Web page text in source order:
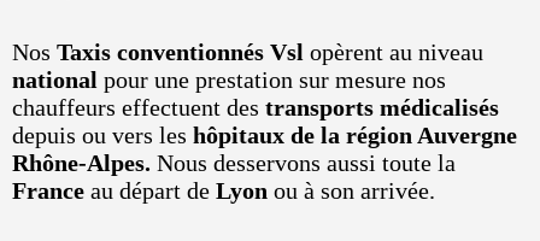
Nos Taxis conventionnés Vsl opèrent au niveau
national pour une prestation sur mesure nos
chauffeurs effectuent des transports médicalisés
depuis ou vers les hôpitaux de la région Auvergne
Rhône-Alpes. Nous desservons aussi toute la
France au départ de Lyon ou à son arrivée.